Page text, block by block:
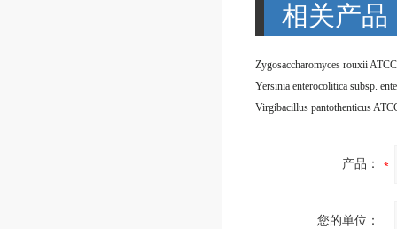
相关产品
Zygosaccharomyces rouxii
Virgibacillus pantothenticus
产品：
您的单位：